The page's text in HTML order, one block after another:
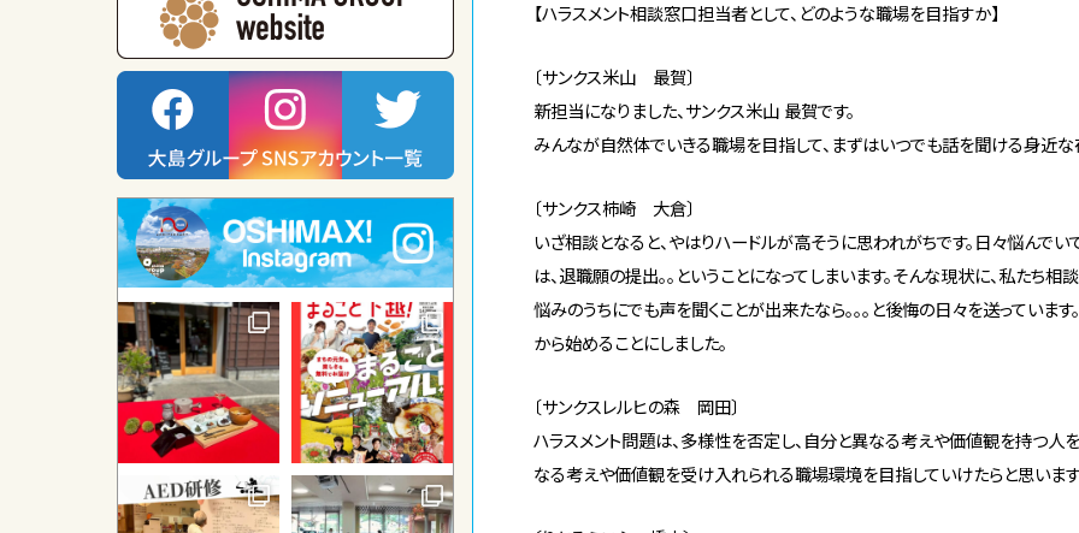
【ハラスメント相談窓口担当者として、どのような職場を目指すか】
〔サンクス米山 最賀〕
新担当になりました、サンクス米山 最賀です。
みんなが自然体でいきる職場を目指して、まずはいつでも話を聞ける身近な
〔サンクス柿崎 大倉〕
いざ相談となると、やはりハードルが高そうに思われがちです。日々悩んで
は、退職願の提出。。ということになってしまいます。そんな現状に、私たち
悩みのうちにでも声を聞くことが出来たなら。。。と後悔の日々を送っていま
から始めることにしました。
〔サンクスレルヒの森 岡田〕
ハラスメント問題は、多様性を否定し、自分と異なる考えや価値観を持つ人
なる考えや価値観を受け入れられる職場環境を目指していけたらと思います